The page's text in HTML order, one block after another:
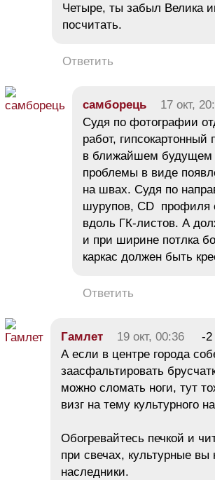
Четыре, ты забыл Велика
посчитать.
Ответить
cамборець 17 окт,
Судя по фотографии
работ, гипсокартонный
в ближайшем будущем
проблемы в виде
на швах. Судя по
шурупов, CD профиля
вдоль ГК-листов. А
и при ширине потлка
каркас должен быть
Ответить
Гамлет 19 окт, 00:36
-2
А если в центре города
заасфальтировать
можно сломать ноги, тут
визг на тему культурного
Обогревайтесь печкой и
при свечах, культурные вы
наследники.